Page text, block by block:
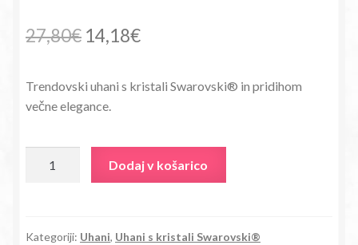
27,80€ Izvirna
je
27,80€.
14,18€Trenutna
je:
Trendovski uhani s kristali Swarovski® in pridihom
večne elegance.
Swarovski®
Dodaj v košarico
Kategoriji: Uhani, Uhani s kristali Swarovski®